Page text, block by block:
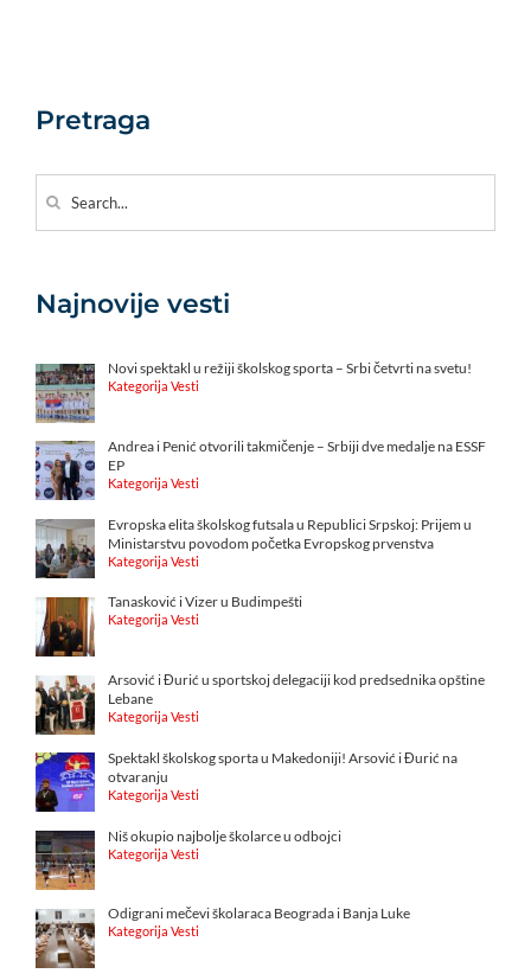
Pretraga
for:
Najnovije vesti
Novi spektakl u režiji školskog sporta – Srbi četvrti na svetu!
Kategorija Vesti
Andrea i Penić otvorili takmičenje – Srbiji dve medalje na ESSF
EP
Kategorija Vesti
Evropska elita školskog futsala u Republici Srpskoj: Prijem u
Ministarstvu povodom početka Evropskog prvenstva
Kategorija Vesti
Tanasković i Vizer u Budimpešti
Kategorija Vesti
Arsović i Đurić u sportskoj delegaciji kod predsednika opštine
Lebane
Kategorija Vesti
Spektakl školskog sporta u Makedoniji! Arsović i Đurić na
otvaranju
Kategorija Vesti
Niš okupio najbolje školarce u odbojci
Kategorija Vesti
Odigrani mečevi školaraca Beograda i Banja Luke
Kategorija Vesti